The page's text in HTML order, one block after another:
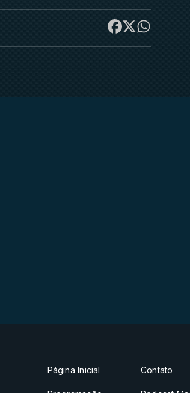
Página Inicial Contato